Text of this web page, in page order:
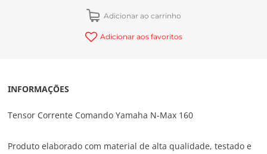
Adicionar ao carrinho
Adicionar aos favoritos
INFORMAÇÕES
Tensor Corrente Comando Yamaha N-Max 160
Produto elaborado com material de alta qualidade, testado e